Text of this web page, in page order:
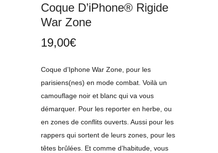
Coque D’iPhone® Rigide
War Zone
19,00€
Coque d’Iphone War Zone, pour les
parisiens(nes) en mode combat. Voilà un
camouflage noir et blanc qui va vous
démarquer. Pour les reporter en herbe, ou
en zones de conflits ouverts. Aussi pour les
rappers qui sortent de leurs zones, pour les
têtes brûlées. Et comme d’habitude, vous